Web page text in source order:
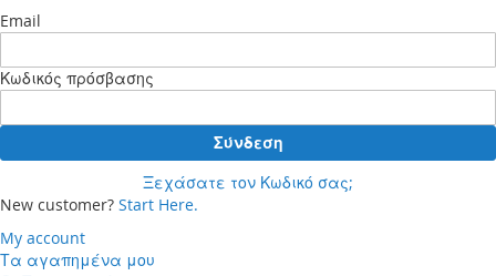
Email
Κωδικός πρόσβασης
Σύνδεση
Ξεχάσατε τον Κωδικό σας;
New customer? Start Here.
My account
Τα αγαπημένα μου